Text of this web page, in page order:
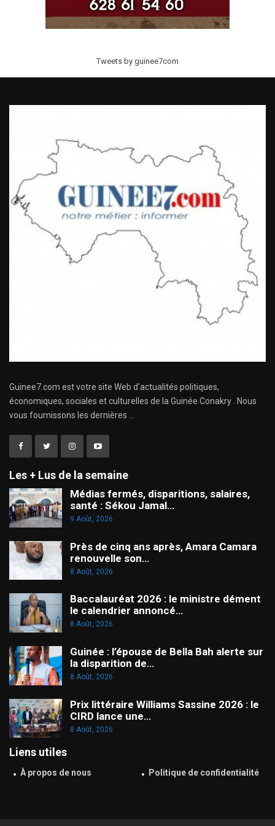
Tweets by guinee7com
Guinee7.com est votre site Web d'actualités politiques,
économiques, sociales et culturelles de la Guinée Conakry . Nous
vous fournissons les dernières ...
Les + Lus de la semaine
Médias fermés, disparitions, salaires,
santé : Sékou Jamal…
9 Août, 2026
Près de cinq ans après, Amara Camara
renouvelle son…
8 Août, 2026
Baccalauréat 2026 : le ministre dément
le calendrier annoncé…
8 Août, 2026
Guinée : l’épouse de Bella Bah alerte sur
la disparition de…
8 Août, 2026
Prix littéraire Williams Sassine 2026 : le
CIRD lance une…
8 Août, 2026
Liens utiles
À propos de nous Politique de confidentialité